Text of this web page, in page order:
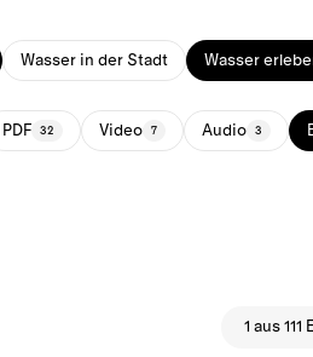
Wasser in der Stadt Wasser
PDF 32 Video 7 Audio 3
1 aus